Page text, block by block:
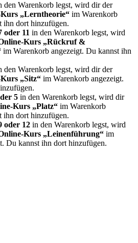
den Warenkorb legst, wird dir der
„Lerntheorie“ im Warenkorb
ihn dort hinzufügen.
oder 11 in den Warenkorb legst, wird
Kurs „Rückruf &
im Warenkorb angezeigt. Du kannst ihn
den Warenkorb legst, wird dir der
„Sitz“ im Warenkorb angezeigt.
5 in den Warenkorb legst, wird dir
Kurs „Platz“ im Warenkorb
ihn dort hinzufügen.
oder 12 in den Warenkorb legst, wird
Kurs „Leinenführung“ im
Du kannst ihn dort hinzufügen.